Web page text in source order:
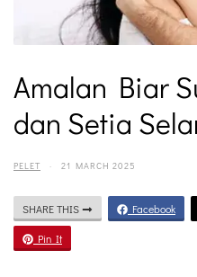
Amalan Biar
dan Setia
PELET · 21 MARCH 2025
SHARE THIS Facebook
Pin It